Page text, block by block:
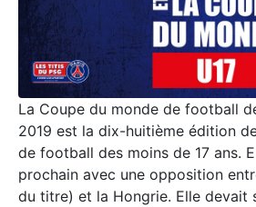
La Coupe du monde de football
2019 est la dix-huitième édition
de football des moins de 17 ans.
prochain avec une opposition
du titre) et la Hongrie. Elle devait